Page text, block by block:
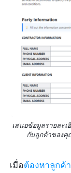
เสนอข้อมูลรายละ
กับลูกค้าของคุ
เมื่อต้องหาลูกค้